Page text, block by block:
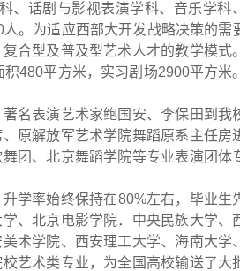
、话剧与影视表演学科、音乐学科
。为适应西部大开发战略决策的需
合型及普及型艺术人才的教学模式
480平方米，实习剧场2900平方米
名表演艺术家鲍国安、李保田到我
原解放军艺术学院舞蹈原系主任房
团、北京舞蹈学院等专业表演团体
学率始终保持在80%左右，毕业生
、北京电影学院．中央民族大学、
术学院、西安理工大学、海南大学
艺术类专业，为全国高校输送了大